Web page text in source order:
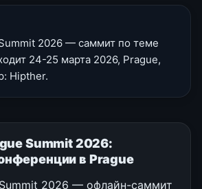
2026 — саммит по теме
24-25 марта 2026, Prague,
Hipther.
Summit 2026:
в Prague
2026 — офлайн-саммит